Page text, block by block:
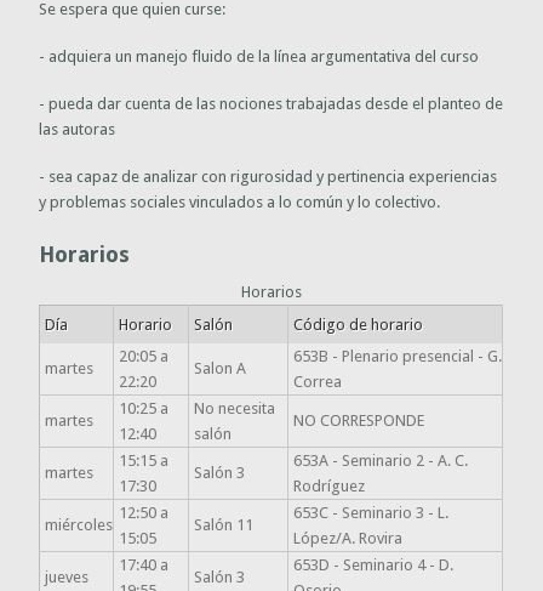
Se espera que quien curse:
- adquiera un manejo fluido de la línea argumentativa del curso
- pueda dar cuenta de las nociones trabajadas desde el planteo de
las autoras
- sea capaz de analizar con rigurosidad y pertinencia experiencias
y problemas sociales vinculados a lo común y lo colectivo.
Horarios
Horarios
Día
Horario Salón Código de horario
martes
20:05 a
22:20
Salon A
653B - Plenario presencial - G.
Correa
martes
10:25 a
12:40
No necesita
salón
NO CORRESPONDE
martes
15:15 a
17:30
Salón 3
653A - Seminario 2 - A. C.
Rodríguez
miércoles
12:50 a
15:05
Salón 11
653C - Seminario 3 - L.
López/A. Rovira
jueves
17:40 a
Salón 3
653D - Seminario 4 - D.